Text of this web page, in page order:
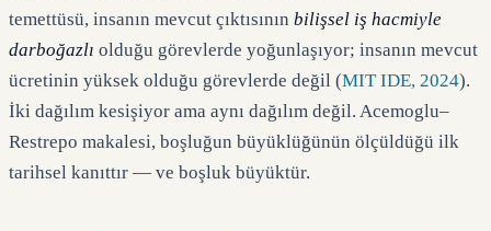
temettüsü, insanın mevcut çıktısının bilişsel iş hacmiyle
darboğazlı olduğu görevlerde yoğunlaşıyor; insanın mevcut
ücretinin yüksek olduğu görevlerde değil (MIT IDE, 2024).
İki dağılım kesişiyor ama aynı dağılım değil. Acemoglu–
Restrepo makalesi, boşluğun büyüklüğünün ölçüldüğü ilk
tarihsel kanıttır — ve boşluk büyüktür.